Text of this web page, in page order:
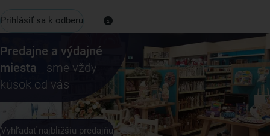
Prihlásiť sa k odberu
Predajne a výdajné
miesta - sme vždy
kúsok od vás
Vyhľadať najbližšiu predajňu